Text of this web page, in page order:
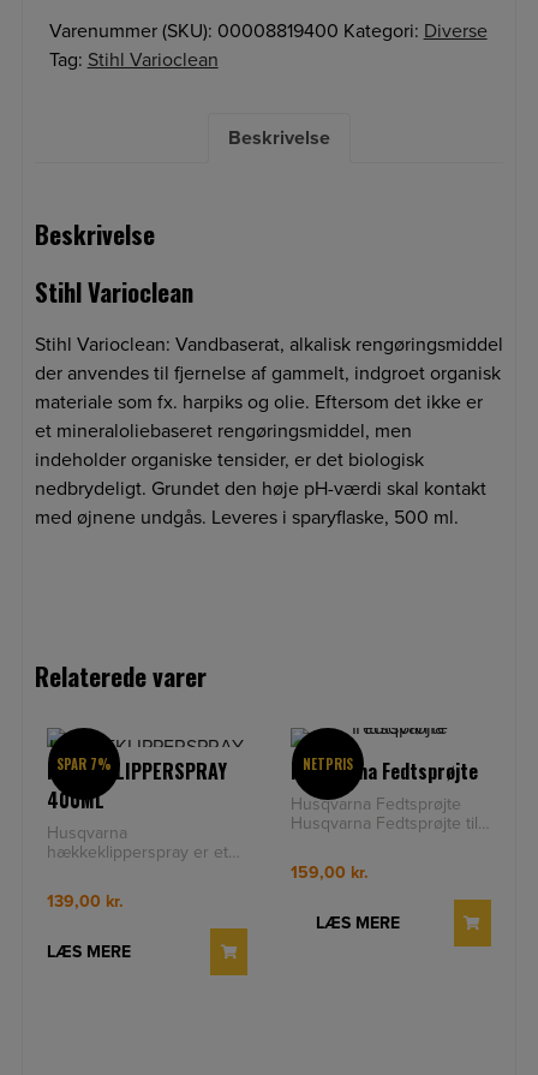
Varenummer (SKU): 00008819400 Kategori: Diverse
Tag: Stihl Varioclean
Beskrivelse
Beskrivelse
Stihl Varioclean
Stihl Varioclean: Vandbaserat, alkalisk rengøringsmiddel
der anvendes til fjernelse af gammelt, indgroet organisk
materiale som fx. harpiks og olie. Eftersom det ikke er
et mineraloliebaseret rengøringsmiddel, men
indeholder organiske tensider, er det biologisk
nedbrydeligt. Grundet den høje pH-værdi skal kontakt
med øjnene undgås. Leveres i sparyflaske, 500 ml.
Relaterede varer
SPAR 7%
HÆKKEKLIPPERSPRAY
400ML
Husqvarna
hækkeklipperspray er et
smøremiddel til rengøring,
smøring og beskyttelse
139,00 kr.
LÆS MERE
NETPRIS
Husqvarna Fedtsprøjte
Husqvarna Fedtsprøjte
Husqvarna Fedtsprøjte til
næsehjul samt koblingens
nålele
159,00 kr.
LÆS MERE